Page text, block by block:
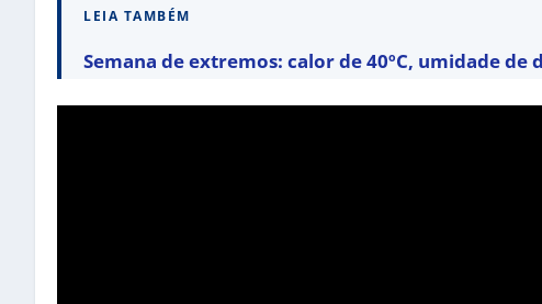
LEIA TAMBÉM
Semana de extremos: calor de 40ºC, umidade